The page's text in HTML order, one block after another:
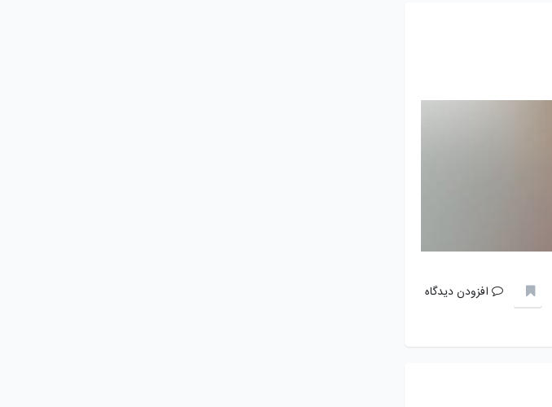
افزودن دیدگاه